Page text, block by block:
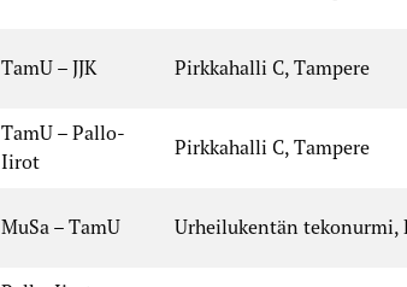
TamU – JJK Pirkkahalli C, Tampere
TamU – Pallo-
Iirot
Pirkkahalli C, Tampere
MuSa – TamU Urheilukentän tekonurmi,